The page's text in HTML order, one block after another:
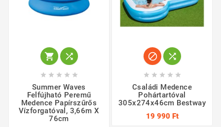
 
    
Summer Waves
Felfújható Peremű
Medence Papírszűrős
Vízforgatóval, 3,66m X
76cm
 
    
Családi Medence
Pohártartóval
305x274x46cm Bestway
19 990 Ft